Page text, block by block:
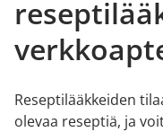
Reseptilääkkeiden
olevaa reseptiä, ja